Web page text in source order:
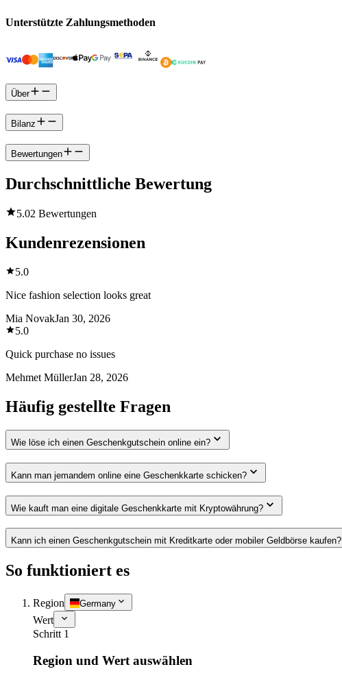
Unterstützte Zahlungsmethoden
Über
Bilanz
Bewertungen
Durchschnittliche Bewertung
5.02 Bewertungen
Kundenrezensionen
5.0
Nice fashion selection looks great
Mia NovakJan 30, 2026
5.0
Quick purchase no issues
Mehmet MüllerJan 28, 2026
Häufig gestellte Fragen
Wie löse ich einen Geschenkgutschein online ein?
Kann man jemandem online eine Geschenkkarte schicken?
Wie kauft man eine digitale Geschenkkarte mit Kryptowährung?
Kann ich einen Geschenkgutschein mit Kreditkarte oder mobiler Geldbörse kaufen?
So funktioniert es
Region Germany
Wert
Schritt 1
Region und Wert auswählen